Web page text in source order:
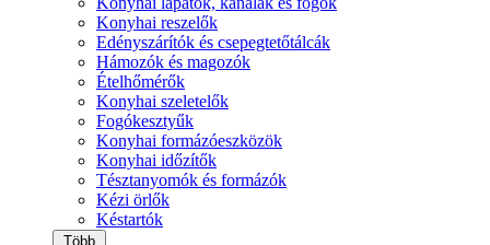
Konyhai reszelők
Edényszárítók és csepegtetőtálcák
Hámozók és magozók
Ételhőmérők
Konyhai szeletelők
Fogókesztyűk
Konyhai formázóeszközök
Konyhai időzítők
Tésztanyomók és formázók
Kézi örlők
Késtartók